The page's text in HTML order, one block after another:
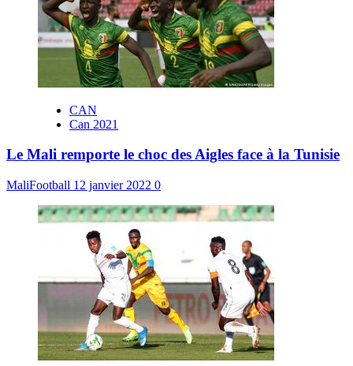
CAN
Can 2021
Le Mali remporte le choc des Aigles face à la Tunisie
MaliFootball 12 janvier 2022 0